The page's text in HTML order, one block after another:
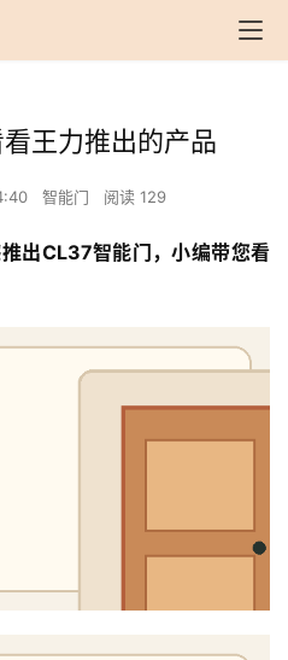
王力推出的产品
智能门 阅读 129
出CL37智能门，小编带您看